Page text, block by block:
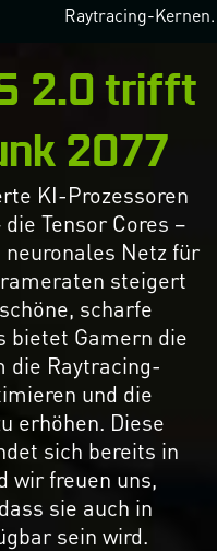
Raytracing-Kernen.
2.0 trifft
2077
KI-Prozessoren
die Tensor Cores –
neuronales Netz für
steigert
scharfe
bietet Gamern die
die Raytracing-
und die
erhöhen. Diese
sich bereits in
wir freuen uns,
sie auch in
sein wird.